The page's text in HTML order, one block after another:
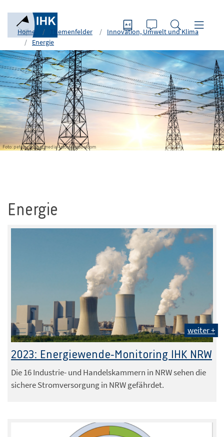
Home Themenfelder
Innovation, Umwelt und Klima
Energie
Foto: peterschreiber.media - stock.adobe.com
Energie
Foto: peterschreiber.media - stock.adobe.com
weiter +
2023: Energiewende-Monitoring IHK NRW
Die 16 Industrie- und Handelskammern in NRW sehen die
sichere Stromversorgung in NRW gefährdet.